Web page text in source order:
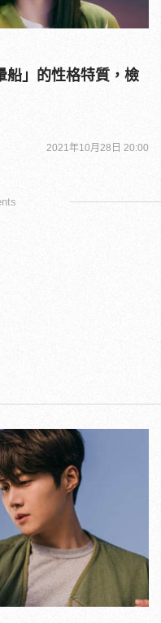
船」的性格特質，檢
2021年10月28日 20:00